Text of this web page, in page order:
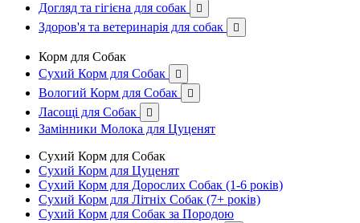
Догляд та гігієна для собак 
Здоров'я та ветеринарія для собак 
Корм для Собак
Сухий Корм для Собак

Вологий Корм для Собак 
Ласощі для Собак 
Замінники Молока для Цуценят
Сухий Корм для Собак
Сухий Корм для Цуценят
Сухий Корм для Дорослих Собак (1-6 років)
Сухий Корм для Літніх Собак (7+ років)
Сухий Корм для Собак за Породою